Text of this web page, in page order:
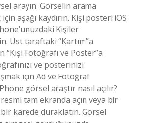
arayın. Görselin arama
aşağı kaydırın. Kişi posteri iOS
Kişiler
Üst taraftaki “Kartım”a
“Kişi Fotoğrafı ve Poster”a
ve posterinizi
için Ad ve Fotoğraf
iPhone görsel araştır nasıl açılır?
tam ekranda açın veya bir
karede duraklatın. Görsel